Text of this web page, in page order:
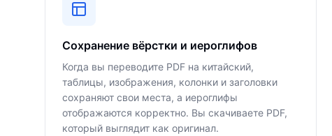
Сохранение вёрстки и иероглифов
Когда вы переводите PDF на китайский,
таблицы, изображения, колонки и заголовки
сохраняют свои места, а иероглифы
отображаются корректно. Вы скачиваете PDF,
который выглядит как оригинал.